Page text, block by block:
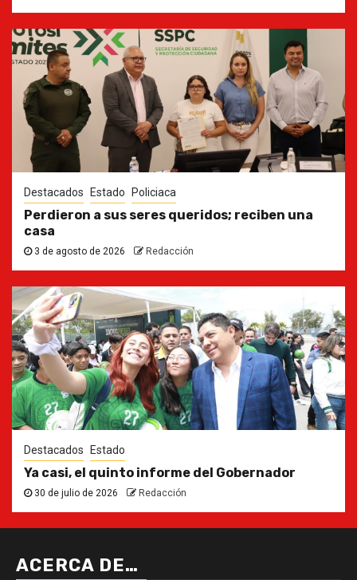
Destacados Estado Policiaca
Perdieron a sus seres queridos; reciben una
casa
3 de agosto de 2026 Redacción
Destacados Estado
Ya casi, el quinto informe del Gobernador
30 de julio de 2026 Redacción
ACERCA DE…